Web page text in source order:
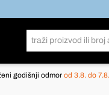
godišnji odmor od 3.8. do 7.8.